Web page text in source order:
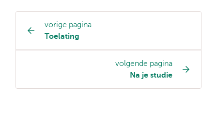
Opleiding
pagina
navigatie
vorige pagina
Toelating
volgende pagina
Na je studie